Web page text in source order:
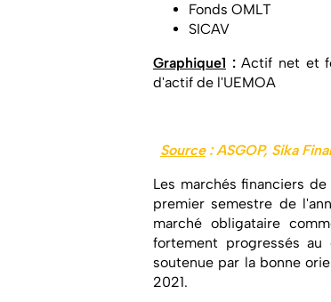
Fonds OMLT
SICAV
Graphique1 :Actif net et
d'actif de l'UEMOA
Source: ASGOP, Sika
Les marchés financiers
premier semestre de
marché obligataire
fortement progressés
soutenue par la bonne
2021.